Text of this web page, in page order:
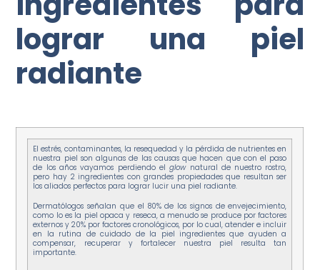
lograr una piel
radiante
El estrés, contaminantes, la resequedad y la pérdida de nutrientes en
nuestra piel son algunas de las causas que hacen que con el paso
de los años vayamos perdiendo elglownatural de nuestro rostro,
pero hay 2 ingredientes con grandes propiedades que resultan ser
los aliados perfectos para lograr lucir una piel radiante.
Dermatólogos señalan que el 80% de los signos de envejecimiento,
como lo es la piel opaca y reseca, a menudo se produce por factores
externos y 20% por factores cronológicos, por lo cual, atender e incluir
en la rutina de cuidado de la piel ingredientes que ayuden a
compensar, recuperar y fortalecer nuestra piel resulta tan
importante.